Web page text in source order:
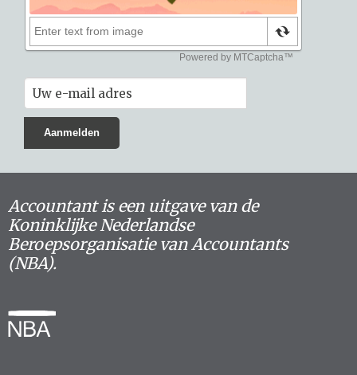
Accountant is een uitgave van de
Koninklijke Nederlandse
Beroepsorganisatie van Accountants
(NBA).